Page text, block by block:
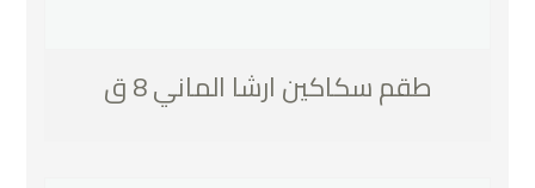
طقم سكاكين ارشا الماني 8 ق